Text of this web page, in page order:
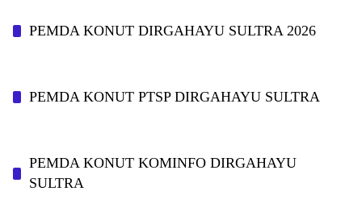
PEMDA KONUT DIRGAHAYU SULTRA 2026
PEMDA KONUT PTSP DIRGAHAYU SULTRA
PEMDA KONUT KOMINFO DIRGAHAYU
SULTRA